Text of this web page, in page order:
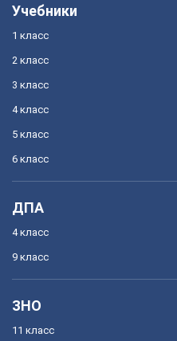
Учебники
1 класс
2 класс
3 класс
4 класс
5 класс
6 класс
ДПА
4 класс
9 класс
ЗНО
11 класс